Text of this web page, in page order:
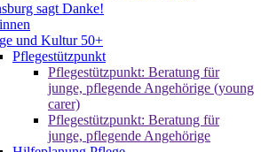
sagt Danke!
und Kultur 50+
Pflegestützpunkt
Pflegestützpunkt: Beratung für
junge, pflegende Angehörige (young
carer)
Pflegestützpunkt: Beratung für
junge, pflegende Angehörige